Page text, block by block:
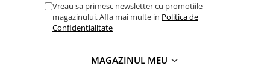
Vreau sa primesc newsletter cu promotiile
magazinului. Afla mai multe in Politica de
Confidentialitate
MAGAZINUL MEU